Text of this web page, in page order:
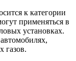
к категории
применяться в
установках.
газов.